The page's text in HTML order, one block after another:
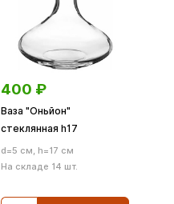
400 ₽
Ваза "Оньйон"
стеклянная h17
d=5 см, h=17 см
На складе 14 шт.